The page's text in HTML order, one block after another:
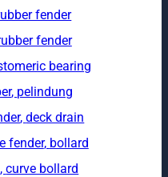
fender
fender
bearing
, pelindung
,deck drain
fender, bollard
,curve bollard